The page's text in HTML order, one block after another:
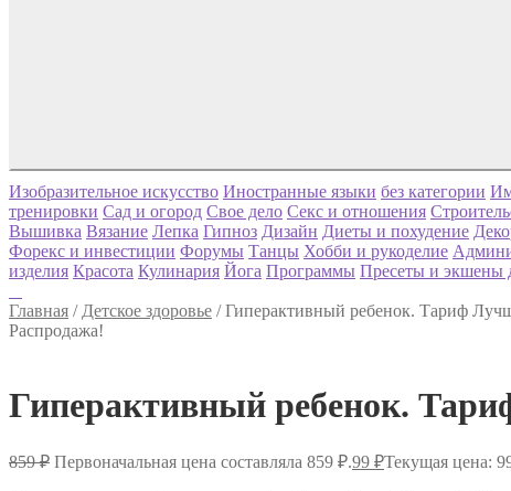
Изобразительное искусство Иностранные языки без категории
тренировки Сад и огород Свое дело Секс и отношения
Вышивка Вязание Лепка Гипноз Дизайн Диеты и похудение
Форекс и инвестиции Форумы Танцы Хобби и рукоделие
изделия Красота Кулинария Йога Программы Пресеты и экшены
Главная /Детское здоровье /Гиперактивный ребенок. Тариф
Распродажа!
Гиперактивный ребенок.
859₽ Первоначальная цена составляла 859 ₽.99 ₽Текущая цена: